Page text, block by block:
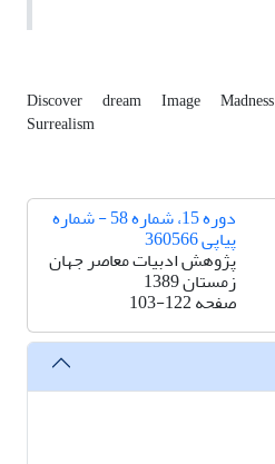
Discover dream Image Madness
Surrealism
دوره 15، شماره 58 - شماره
پیاپی 360566
پژوهش ادبیات معاصر جهان
زمستان 1389
صفحه103-122